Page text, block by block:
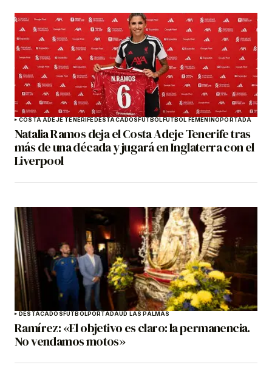
COSTA ADEJE TENERIFEDESTACADOSFÚTBOLFÚTBOL FEMENINOPORTADA
Natalia Ramos deja el Costa Adeje Tenerife tras
más de una década y jugará en Inglaterra con el
Liverpool
DESTACADOSFÚTBOLPORTADAUD LAS PALMAS
Ramírez: «El objetivo es claro: la permanencia.
No vendamos motos»